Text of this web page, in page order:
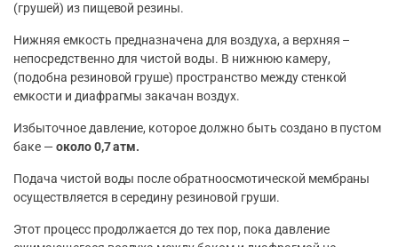
(грушей) из пищевой резины.
Нижняя емкость предназначена для воздуха, а верхняя –
непосредственно для чистой воды. В нижнюю камеру,
(подобна резиновой груше) пространство между стенкой
емкости и диафрагмы закачан воздух.
Избыточное давление, которое должно быть создано в пустом
баке —около 0,7 атм.
Подача чистой воды после обратноосмотической мембраны
осуществляется в середину резиновой груши.
Этот процесс продолжается до тех пор, пока давление